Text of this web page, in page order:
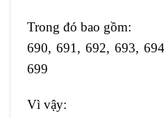
Trong đó bao gồm:
690, 691, 692, 693,
699
Vì vậy: